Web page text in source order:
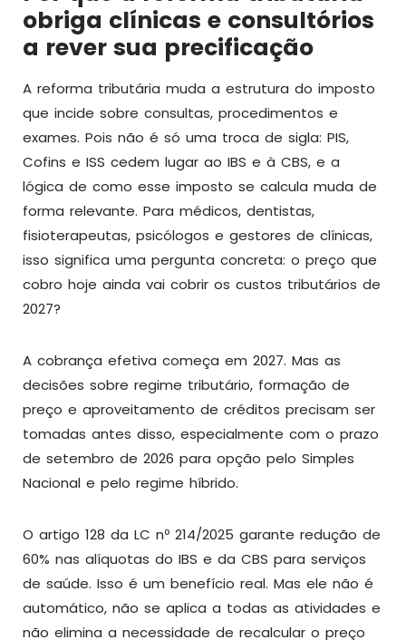
obriga clínicas e consultórios
a rever sua precificação
A reforma tributária muda a estrutura do imposto
que incide sobre consultas, procedimentos e
exames. Pois não é só uma troca de sigla: PIS,
Cofins e ISS cedem lugar ao IBS e à CBS, e a
lógica de como esse imposto se calcula muda de
forma relevante. Para médicos, dentistas,
fisioterapeutas, psicólogos e gestores de clínicas,
isso significa uma pergunta concreta: o preço que
cobro hoje ainda vai cobrir os custos tributários de
2027?
A cobrança efetiva começa em 2027. Mas as
decisões sobre regime tributário, formação de
preço e aproveitamento de créditos precisam ser
tomadas antes disso, especialmente com o prazo
de setembro de 2026 para opção pelo Simples
Nacional e pelo regime híbrido.
O artigo 128 da LC nº 214/2025 garante redução de
60% nas alíquotas do IBS e da CBS para serviços
de saúde. Isso é um benefício real. Mas ele não é
automático, não se aplica a todas as atividades e
não elimina a necessidade de recalcular o preço